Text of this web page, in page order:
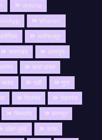
vidisha
Women
अमेरिका
अलीराजपुर
उत्तराखंड
उदयपुरा
कथा वाचन
खंडेरा गङी
गुना
गैरतगंज
गोहरगंज
चिकलोद
छतरपुर
दक्षिण मुंबई
दमोह